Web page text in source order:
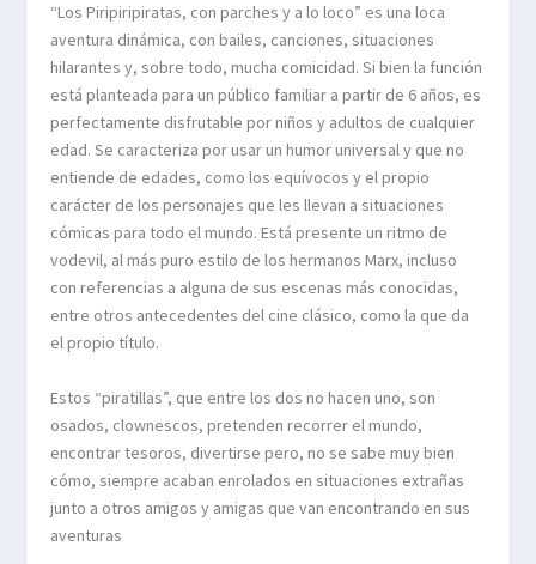
“Los Piripiripiratas, con parches y a lo loco” es una loca
aventura dinámica, con bailes, canciones, situaciones
hilarantes y, sobre todo, mucha comicidad. Si bien la función
está planteada para un público familiar a partir de 6 años, es
perfectamente disfrutable por niños y adultos de cualquier
edad. Se caracteriza por usar un humor universal y que no
entiende de edades, como los equívocos y el propio
carácter de los personajes que les llevan a situaciones
cómicas para todo el mundo. Está presente un ritmo de
vodevil, al más puro estilo de los hermanos Marx, incluso
con referencias a alguna de sus escenas más conocidas,
entre otros antecedentes del cine clásico, como la que da
el propio título.
Estos “piratillas”, que entre los dos no hacen uno, son
osados, clownescos, pretenden recorrer el mundo,
encontrar tesoros, divertirse pero, no se sabe muy bien
cómo, siempre acaban enrolados en situaciones extrañas
junto a otros amigos y amigas que van encontrando en sus
aventuras